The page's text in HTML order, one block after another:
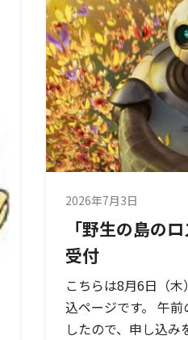
2026年7月3日
「野生の島の
受付
こちらは8月6日（
込ページです。 午
したので、申し込み